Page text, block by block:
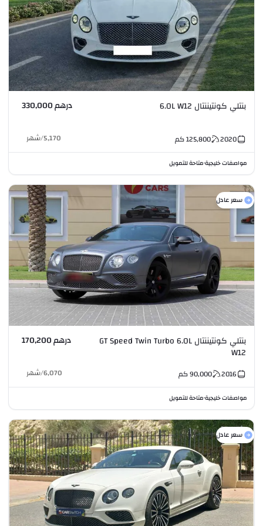
بنتلي كونتيننتال 6.0L W12 درهم 330,000
2020
125,800كم 5,170
/شهر
مواصفات خليجية•متاحة للتمويل
سعر عادل
بنتلي كونتيننتال GT Speed Twin Turbo 6.0L
W12
درهم 170,200
2016
90,000كم 6,070
/شهر
مواصفات خليجية•متاحة للتمويل
سعر عادل